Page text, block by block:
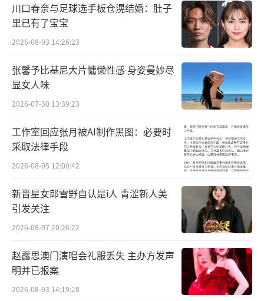
川口春奈与足球选手板仓滉结婚：肚子
里已有了宝宝
2026-08-03 14:26:23
张馨予比基尼大片慵懒性感 身姿曼妙尽
显女人味
2026-07-30 13:39:23
工作室回应张月被AI制作黑图：必要时
采取法律手段
2026-08-05 12:00:42
新晋星女郎雪野自认是i人 青涩新人美
引发关注
2026-08-07 20:26:22
赵露思澳门演唱会礼服丢失 主办方发声
明并已报案
2026-08-03 14:19:28